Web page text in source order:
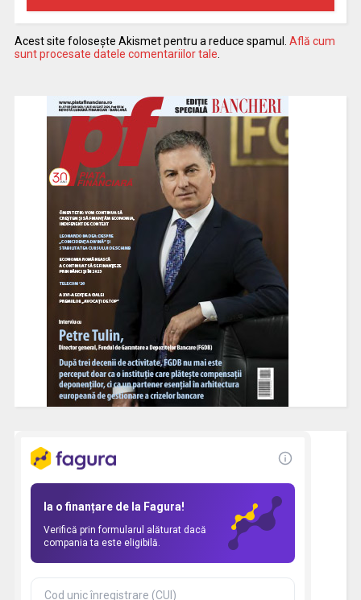
Acest site folosește Akismet pentru a reduce spamul. Află cum
sunt procesate datele comentariilor tale